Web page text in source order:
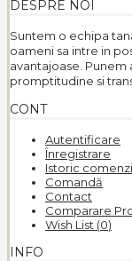
DESPRE NOI
Suntem o echipa
oameni sa intre in
avantajoase.
promptitudine si
CONT
Autentificare
Înregistrare
Istoric comenzi
Comandă
Contact
Comparare
Wish List (0)
INFO